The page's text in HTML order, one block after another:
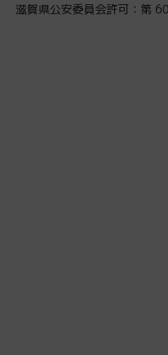
滋賀県公安委員会許可：第